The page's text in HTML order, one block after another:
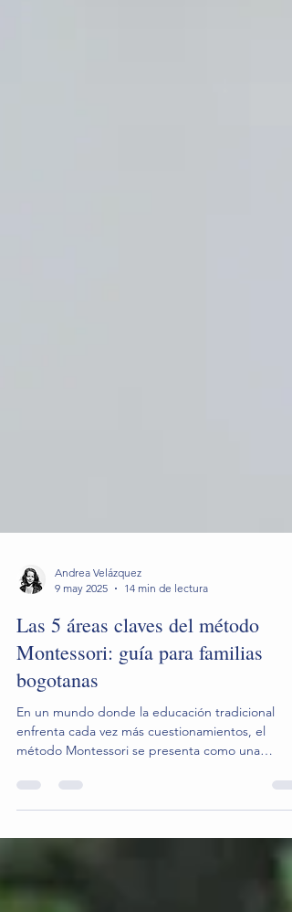
9 may 2025
14 min de lectura
Las 5 áreas claves del método
Montessori: guía para familias
bogotanas
En un mundo donde la educación tradicional
método Montessori se presenta como una